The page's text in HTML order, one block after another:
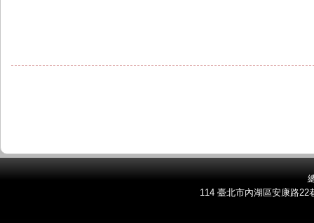
114 臺北市內湖區安康路22